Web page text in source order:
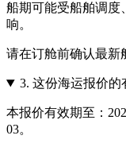
船期可能受船舶调度
响。
请在订舱前确认最新
3. 这份海运报价的
本报价有效期至：
03。